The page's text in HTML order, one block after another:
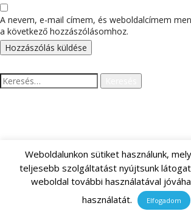
A nevem, e-mail címem, és weboldalcímem
a következő hozzászólásomhoz.
Keresés:
ARCHÍVUM
Weboldalunkon sütiket használunk,
teljesebb szolgáltatást nyújtsunk
weboldal további használatával
használatát.
Elfogadom